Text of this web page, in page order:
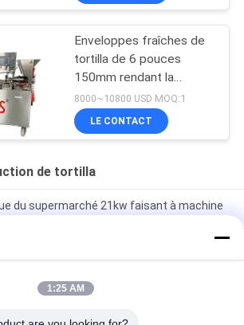
Enveloppes fraîches de
tortilla de 6 pouces
150mm rendant la
machine complètement
automatique
8000~10800 USD MOQ:1
LE CONTACT
de tortilla
du supermarché 21kw faisant à machine
de tortilla de diamètre de 45cm
automatique
automatique pour faire du pain à la
1:25 AM